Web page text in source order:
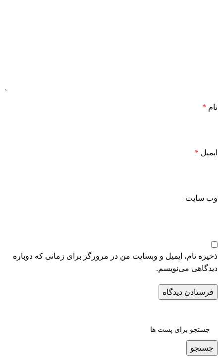
نام *
ایمیل *
وب‌ سایت
ذخیره نام، ایمیل و وبسایت من در مرورگر برای زمانی که دوباره
دیدگاهی می‌نویسم.
جستجو